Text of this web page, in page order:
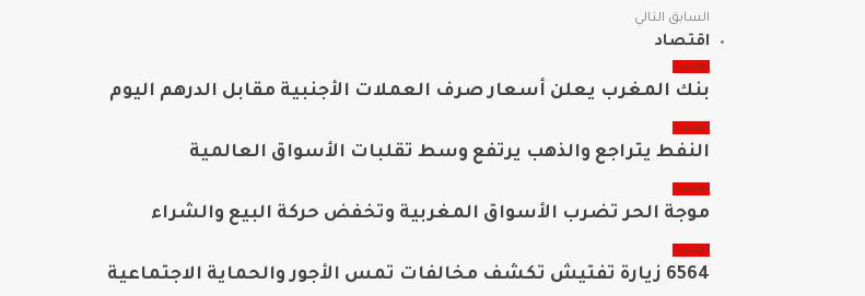
السابق التالي
اقتصاد
اقتصاد
بنك المغرب يعلن أسعار صرف العملات الأجنبية مقابل الدرهم اليوم
اقتصاد
النفط يتراجع والذهب يرتفع وسط تقلبات الأسواق العالمية
اقتصاد
موجة الحر تضرب الأسواق المغربية وتخفض حركة البيع والشراء
اقتصاد
6564 زيارة تفتيش تكشف مخالفات تمس الأجور والحماية الاجتماعية